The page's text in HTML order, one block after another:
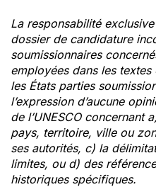
La responsabilité
dossier de candidature
soumissionnaires
employées dans les
les États parties
l’expression d’aucune
de l’UNESCO concernant
pays, territoire, ville ou
ses autorités, c) la
limites, ou d) des
historiques spécifiques.